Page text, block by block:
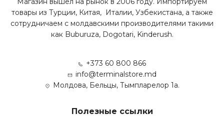
товары из Турции, Китая, Италии, Узбекистана, а также
сотрудничаем с молдавскими производителями такими
как Buburuza, Dogotari, Kinderush.
+373 60 800 866
info@terminalstore.md
Молдова, Бельцы, Тымпларелор 1а.
Полезные ссылки